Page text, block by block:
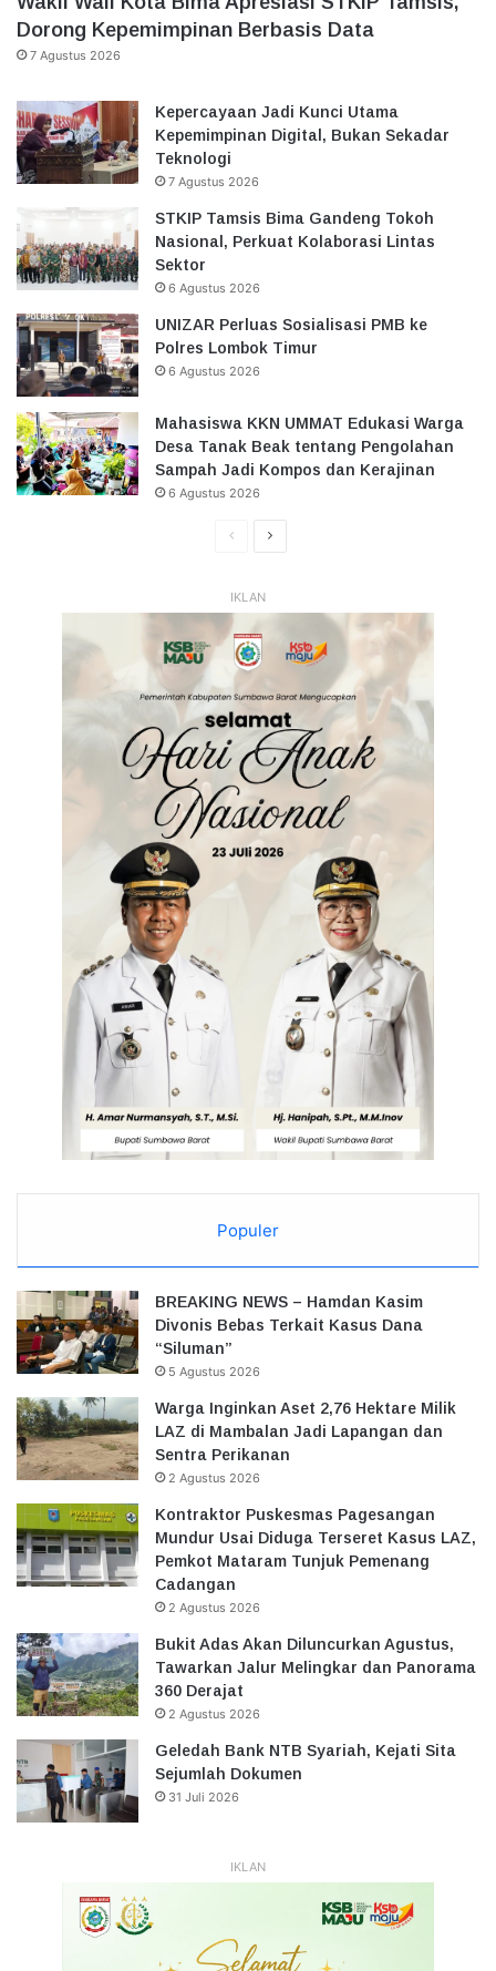
Dorong Kepemimpinan Berbasis Data
7 Agustus 2026
Kepercayaan Jadi Kunci Utama
Kepemimpinan Digital, Bukan Sekadar
Teknologi
7 Agustus 2026
STKIP Tamsis Bima Gandeng Tokoh
Nasional, Perkuat Kolaborasi Lintas
Sektor
6 Agustus 2026
UNIZAR Perluas Sosialisasi PMB ke
Polres Lombok Timur
6 Agustus 2026
Mahasiswa KKN UMMAT Edukasi Warga
Desa Tanak Beak tentang Pengolahan
Sampah Jadi Kompos dan Kerajinan
6 Agustus 2026
HalamanHalaman
IKLAN
Populer
BREAKING NEWS – Hamdan Kasim
Divonis Bebas Terkait Kasus Dana
“Siluman”
5 Agustus 2026
Warga Inginkan Aset 2,76 Hektare Milik
LAZ di Mambalan Jadi Lapangan dan
Sentra Perikanan
2 Agustus 2026
Kontraktor Puskesmas Pagesangan
Mundur Usai Diduga Terseret Kasus LAZ,
Pemkot Mataram Tunjuk Pemenang
Cadangan
2 Agustus 2026
Bukit Adas Akan Diluncurkan Agustus,
Tawarkan Jalur Melingkar dan Panorama
360 Derajat
2 Agustus 2026
Geledah Bank NTB Syariah, Kejati Sita
Sejumlah Dokumen
31 Juli 2026
IKLAN